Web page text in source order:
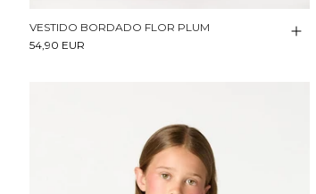
VESTIDO BORDADO FLOR PLUM
54,90 EUR